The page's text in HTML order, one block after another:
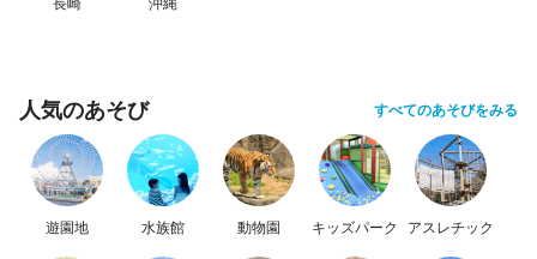
人気のあそび すべてのあそびをみる
遊園地 水族館 動物園 キッズパーク アスレチック